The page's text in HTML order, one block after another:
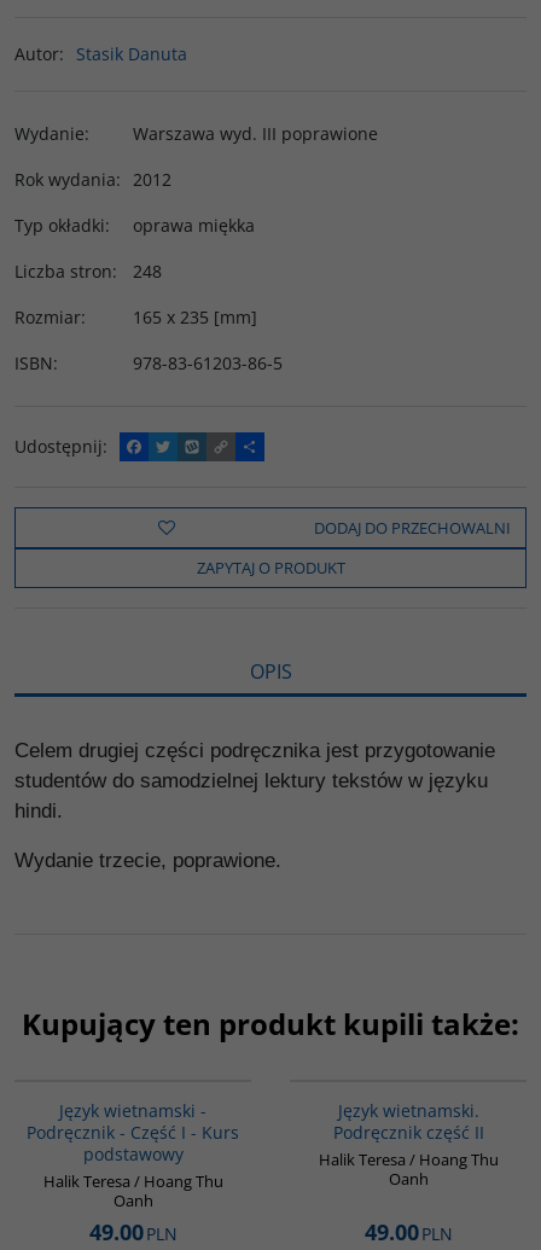
Autor: Stasik Danuta
Wydanie:
Warszawa wyd. III poprawione
Rok wydania: 2012
Typ okładki:
oprawa miękka
Liczba stron:
248
Rozmiar:
165 x 235 [mm]
ISBN: 978-83-61203-86-5
Udostępnij:
F
a
e
o
k
T
w
t
t
e
W
y
o
C
o
y
i
n
k
P
o
z
e
l
s
DODAJ DO PRZECHOWALNI
ZAPYTAJ O PRODUKT
OPIS
Celem drugiej części podręcznika jest przygotowanie
studentów do samodzielnej lektury tekstów w języku
hindi.
Wydanie trzecie, poprawione.
Kupujący ten produkt kupili także:
Język wietnamski -
Podręcznik - Część I - Kurs
podstawowy
Halik Teresa / Hoang Thu
Oanh
49.00PLN
Język wietnamski.
Podręcznik część II
Halik Teresa / Hoang Thu
Oanh
49.00PLN